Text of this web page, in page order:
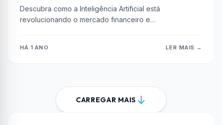
Descubra como a Inteligência Artificial está
revolucionando o mercado financeiro e
HÁ 1 ANO LER MAIS →
CARREGAR MAIS